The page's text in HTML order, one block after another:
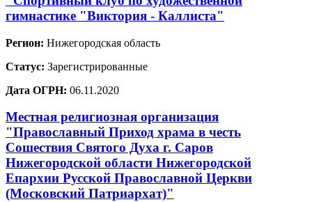
гимнастике "Виктория - Каллиста"
Регион: Нижегородская область
Статус: Зарегистрированные
Дата ОГРН: 06.11.2020
Местная религиозная организация
"Православный Приход храма в честь
Сошествия Святого Духа г. Саров
Нижегородской области Нижегородской
Епархии Русской Православной Церкви
(Московский Патриархат)"